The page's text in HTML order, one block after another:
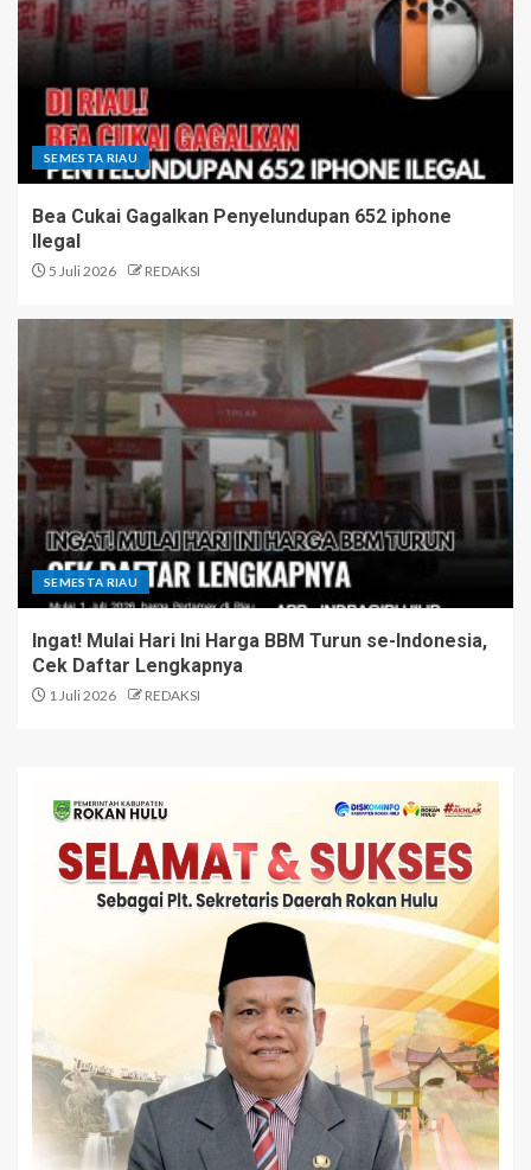
SEMESTA RIAU
Bea Cukai Gagalkan Penyelundupan 652 iphone
Ilegal
5 Juli 2026 REDAKSI
SEMESTA RIAU
Ingat! Mulai Hari Ini Harga BBM Turun se-Indonesia,
Cek Daftar Lengkapnya
1 Juli 2026 REDAKSI